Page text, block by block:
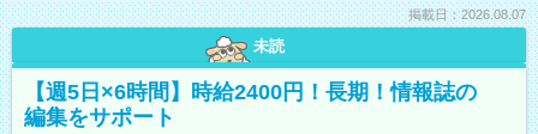
掲載日：2026.08.07
未読
【週5日×6時間】時給2400円！長期！情報誌の
編集をサポート